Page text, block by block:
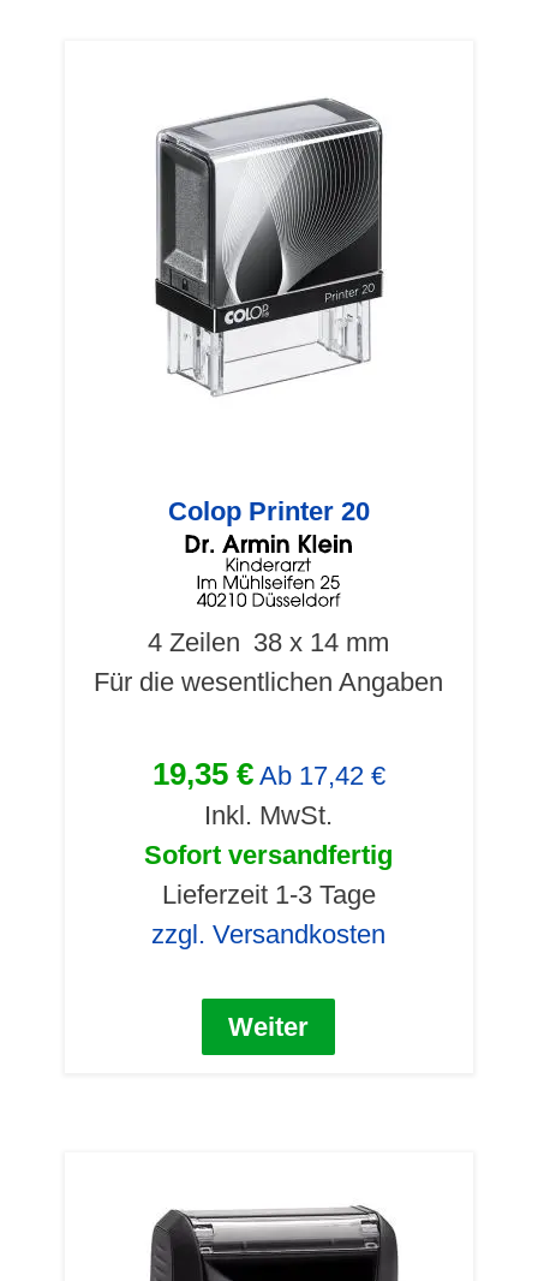
Colop Printer 20
4 Zeilen 38 x 14 mm
Für die wesentlichen Angaben
19,35 € Ab 17,42 €
Inkl. MwSt.
Sofort versandfertig
Lieferzeit 1-3 Tage
zzgl. Versandkosten
Weiter